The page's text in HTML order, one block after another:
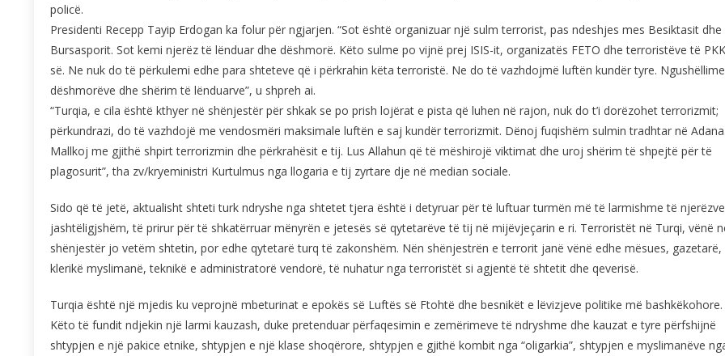
policë.
Presidenti Recepp Tayip Erdogan ka folur për ngjarjen. “Sot është organizuar një sulm terrorist, pas ndeshjes mes Besiktasit dhe
Bursasporit. Sot kemi njerëz të lënduar dhe dëshmorë. Këto sulme po vijnë prej ISIS-it, organizatës FETO dhe terroristëve të
së. Ne nuk do të përkulemi edhe para shteteve që i përkrahin këta terroristë. Ne do të vazhdojmë luftën kundër tyre. Ngushëllime
dëshmorëve dhe shërim të lënduarve”, u shpreh ai.
“Turqia, e cila është kthyer në shënjestër për shkak se po prish lojërat e pista që luhen në rajon, nuk do t’i dorëzohet terrorizmit;
përkundrazi, do të vazhdojë me vendosmëri maksimale luftën e saj kundër terrorizmit. Dënoj fuqishëm sulmin tradhtar në Adana.
Mallkoj me gjithë shpirt terrorizmin dhe përkrahësit e tij. Lus Allahun që të mëshirojë viktimat dhe uroj shërim të shpejtë për të
plagosurit”, tha zv/kryeministri Kurtulmus nga llogaria e tij zyrtare dje në median sociale.
Sido që të jetë, aktualisht shteti turk ndryshe nga shtetet tjera është i detyruar për të luftuar turmën më të larmishme të
jashtëligjshëm, të prirur për të shkatërruar mënyrën e jetesës së qytetarëve të tij në mijëvjeçarin e ri. Terroristët në Turqi, vënë
shënjestër jo vetëm shtetin, por edhe qytetarë turq të zakonshëm. Nën shënjestrën e terrorit janë vënë edhe mësues, gazetarë,
klerikë myslimanë, teknikë e administratorë vendorë, të nuhatur nga terroristët si agjentë të shtetit dhe qeverisë.
Turqia është një mjedis ku veprojnë mbeturinat e epokës së Luftës së Ftohtë dhe besnikët e lëvizjeve politike më bashkëkohore.
Këto të fundit ndjekin një larmi kauzash, duke pretenduar përfaqesimin e zemërimeve të ndryshme dhe kauzat e tyre përfshijnë
shtypjen e një pakice etnike, shtypjen e një klase shoqërore, shtypjen e gjithë kombit nga “oligarkia”, shtypjen e myslimanëve